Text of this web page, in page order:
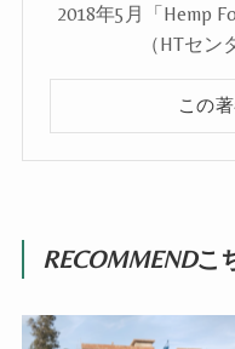
2018年5月「Hemp
（HTセン
この
RECOMMENDこ